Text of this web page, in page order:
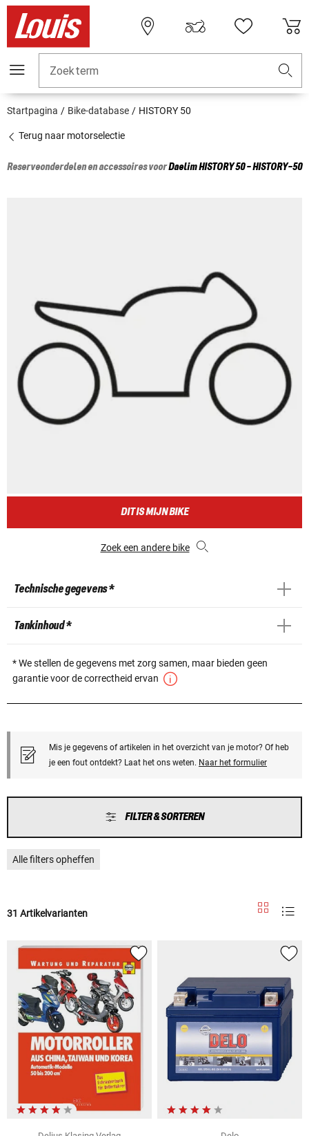
Zoekterm
Startpagina Bike-database HISTORY 50
Terug naar motorselectie
Reserveonderdelen en accessoires voorDaelimHISTORY 50 - HISTORY-50
DIT IS MIJN BIKE
Zoek een andere bike
Technische gegevens *
Tankinhoud *
* We stellen de gegevens met zorg samen, maar bieden geen
garantie voor de correctheid ervan
Mis je gegevens of artikelen in het overzicht van je motor? Of heb
je een fout ontdekt? Laat het ons weten. Naar het formulier
FILTER & SORTEREN
Alle filters opheffen
31 Artikelvarianten